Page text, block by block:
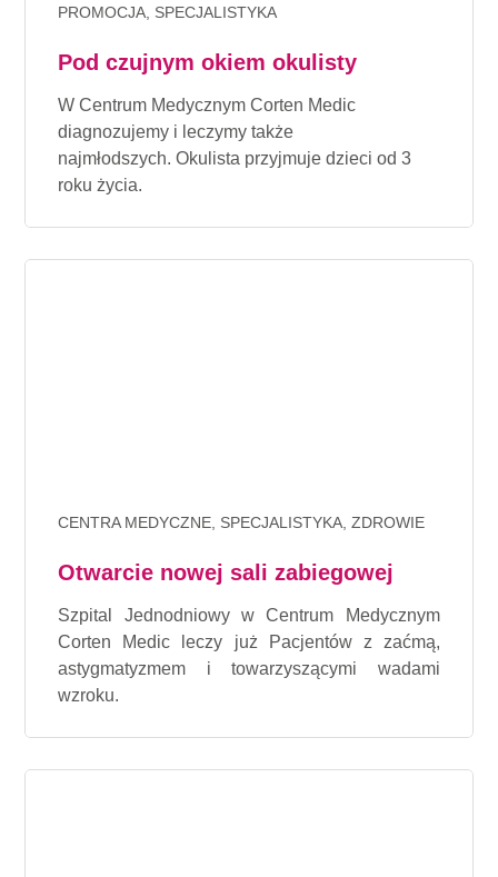
PROMOCJA, SPECJALISTYKA
Pod czujnym okiem okulisty
W Centrum Medycznym Corten Medic
diagnozujemy i leczymy także
najmłodszych. Okulista przyjmuje dzieci od 3
roku życia.
CENTRA MEDYCZNE, SPECJALISTYKA, ZDROWIE
Otwarcie nowej sali zabiegowej
Szpital Jednodniowy w Centrum Medycznym
Corten Medic leczy już Pacjentów z zaćmą,
astygmatyzmem i towarzyszącymi wadami
wzroku.